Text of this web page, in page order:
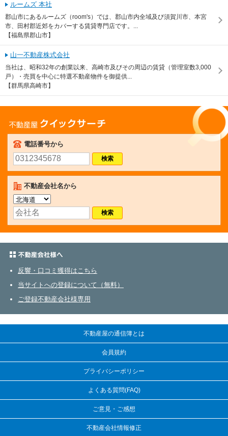
ルームズ 本社
郡山市にあるルームズ（room's）では、郡山市内全域及び須賀川市、本宮
市、田村郡近郊をカバーする賃貸専門店です。...
【福島県郡山市】
山一不動産株式会社
当社は、昭和32年の創業以来、高崎市及びその周辺の賃貸（管理室数3,000
戸）・売買を中心に特選不動産物件を御提供...
【群馬県高崎市】
不動産屋クイックサーチ
電話番号から
不動産会社名から
反響・口コミ獲得はこちら
当サイトへの登録について（無料）
ご登録不動産会社様専用
不動産屋の通信簿とは
会員規約
プライバシーポリシー
よくある質問(FAQ)
ご意見・ご感想
不動産会社情報修正